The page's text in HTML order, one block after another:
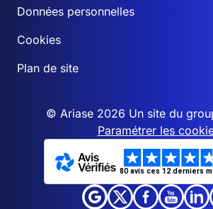
Données personnelles
Cookies
Plan de site
© Ariase 2026 Un site du
Paramétrer les
80 avis ces 12 derniers